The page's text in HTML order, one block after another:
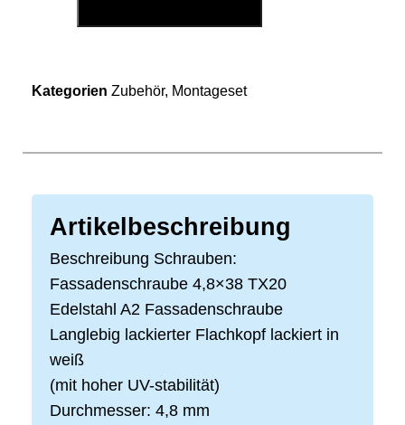
Kategorien Zubehör, Montageset
Artikelbeschreibung
Beschreibung Schrauben:
Fassadenschraube 4,8×38 TX20
Edelstahl A2 Fassadenschraube
Langlebig lackierter Flachkopf lackiert in
weiß
(mit hoher UV-stabilität)
Durchmesser: 4,8 mm